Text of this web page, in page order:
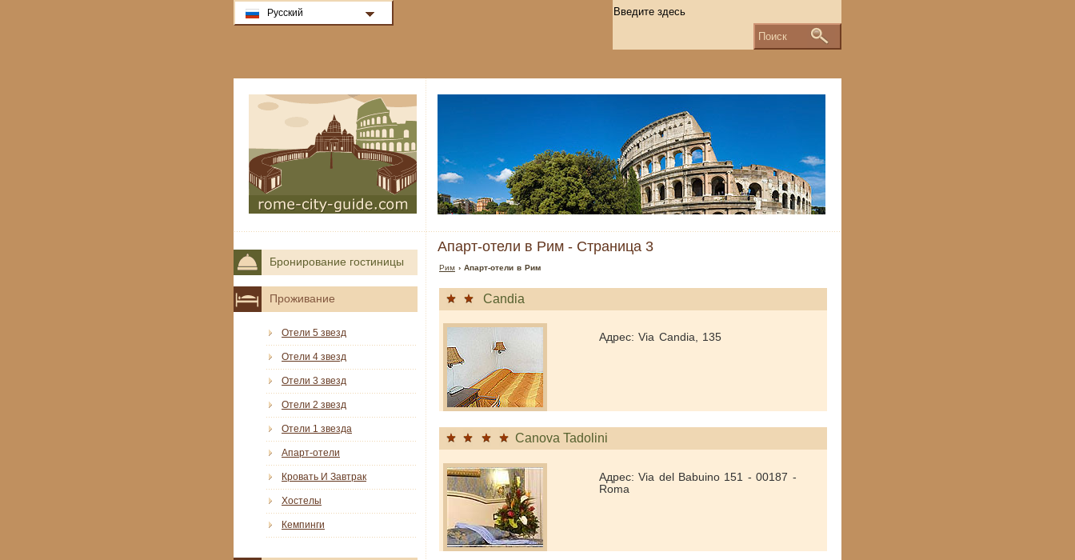
Апарт-отели в Рим - Страница 3
Рим › Апарт-отели в Рим
Candia
Адрес: Via Candia, 135
Canova Tadolini
Адрес: Via del Babuino 151 - 00187 -
Roma
Бронирование гостиницы
Проживание
Отели 5 звезд
Отели 4 звезд
Отели 3 звезд
Отели 2 звезд
Отели 1 звезда
Апарт-отели
Кровать И Завтрак
Хостелы
Кемпинги
Русский
Поиск